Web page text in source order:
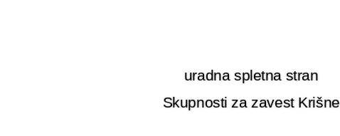
uradna spletna stran
Skupnosti za zavest Krišne